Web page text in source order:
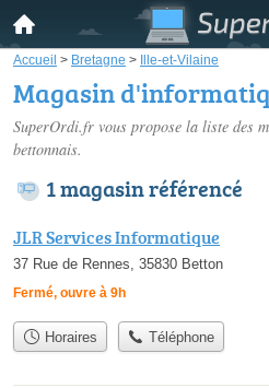
Accueil > Bretagne > Ille-et-Vilaine
Magasin
SuperOrdi.fr vous propose la liste des
bettonnais.
1 magasin référencé
JLR Services Informatique
37 Rue de Rennes, 35830 Betton
Fermé, ouvre à 9h
Horaires Téléphone